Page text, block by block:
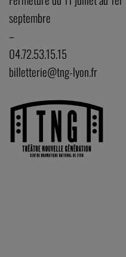
septembre
–
04.72.53.15.15
billetterie@tng-lyon.fr